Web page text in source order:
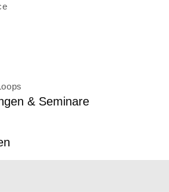
& Seminare